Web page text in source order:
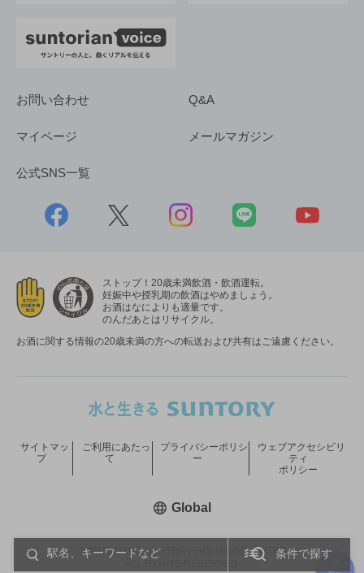
条件で探す
お問い合わせ Q&A
マイページ メールマガジン
公式SNS一覧
ストップ！20歳未満飲酒・飲酒運転。
妊娠中や授乳期の飲酒はやめましょう。
お酒はなによりも適量です。
のんだあとはリサイクル。
お酒に関する情報の20歳未満の方への転送および共有はご遠慮ください。
COPYRIGHT © SUNTORY HOLDINGS LIMITED.
サイトマッ
プ
ご利用にあたっ
て
プライバシーポリシ
ー
ウェブアクセシビリ
ティ
ポリシー
Global新しいウィンドウで開く